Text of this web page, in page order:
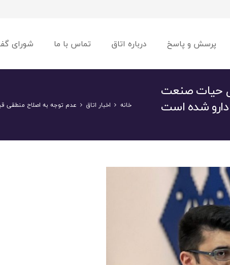
پرسش و پاسخ درباره اتاق تماس با ما شورای
حیات صنعت
دارو شده است خانه اخبار اتاق عدم توجه به اصلاح